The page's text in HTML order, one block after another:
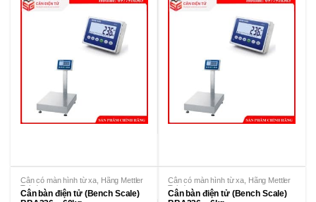
Cân có màn hình từ xa Hãng Mettler
Toledo
Cân bàn điện tử (Bench Scale)
Cân có màn hình từ xa Hãng Mettler
Toledo
Cân bàn điện tử (Bench Scale)